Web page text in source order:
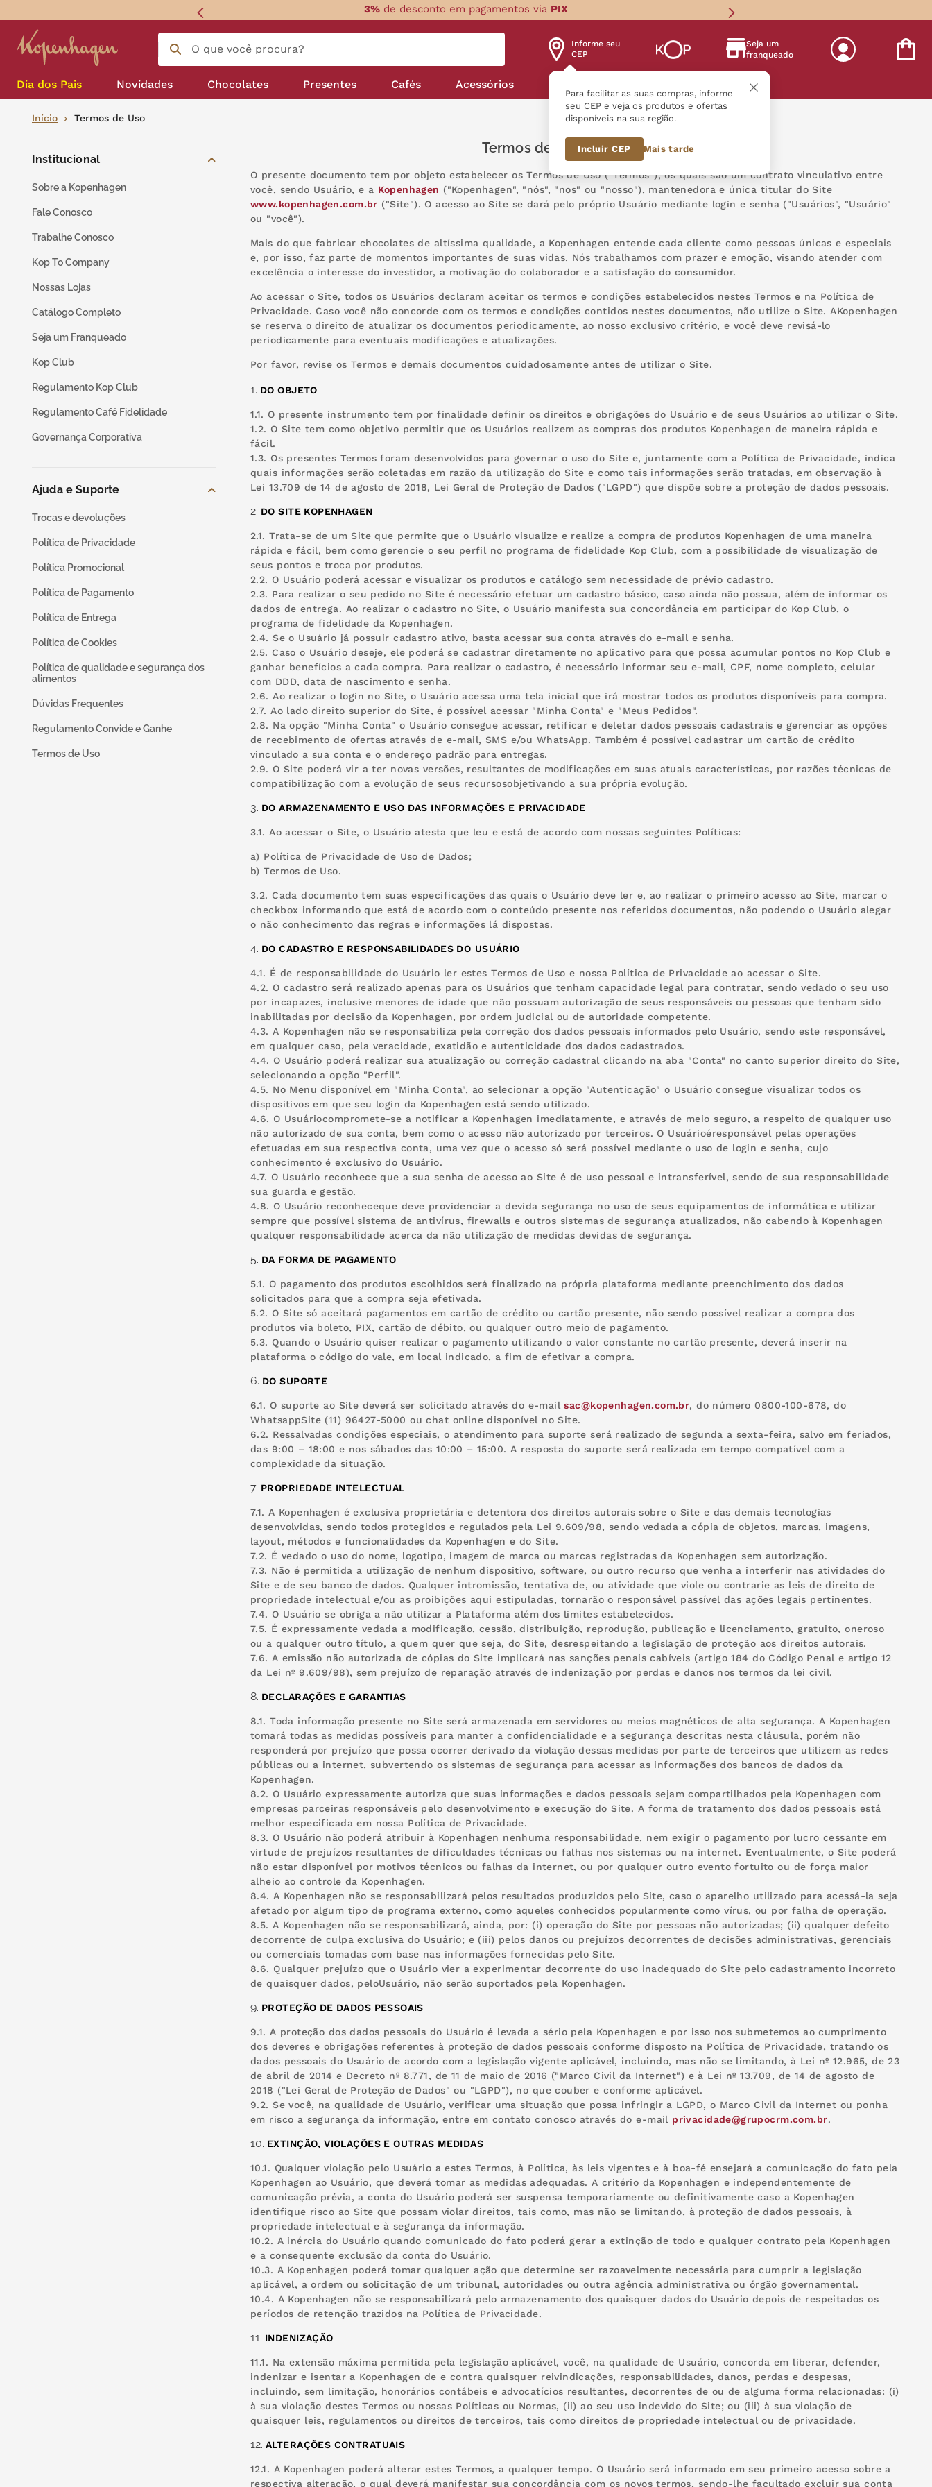
3% de desconto em pagamentos via PIX
O que você procura?
Informe seu
CEP
Para facilitar as suas compras, informe
seu CEP e veja os produtos e ofertas
disponíveis na sua região.
Incluir CEP Mais tarde
Seja um
franqueado
Dia dos Pais Novidades Chocolates Presentes Cafés Acessórios
Início Termos de Uso
Institucional
Sobre a Kopenhagen
Fale Conosco
Trabalhe Conosco
Kop To Company
Nossas Lojas
Catálogo Completo
Seja um Franqueado
Kop Club
Regulamento Kop Club
Regulamento Café Fidelidade
Governança Corporativa
Ajuda e Suporte
Trocas e devoluções
Política de Privacidade
Política Promocional
Política de Pagamento
Política de Entrega
Política de Cookies
Política de qualidade e segurança dos
alimentos
Dúvidas Frequentes
Regulamento Convide e Ganhe
Termos de Uso
Termos de uso Kopenhagen
O presente documento tem por objeto estabelecer os Termos de Uso ("Termos"), os quais são um contrato vinculativo entre
você, sendo Usuário, e a Kopenhagen ("Kopenhagen", "nós", "nos" ou "nosso"), mantenedora e única titular do Site
www.kopenhagen.com.br ("Site"). O acesso ao Site se dará pelo próprio Usuário mediante login e senha ("Usuários", "Usuário"
ou "você").
Mais do que fabricar chocolates de altíssima qualidade, a Kopenhagen entende cada cliente como pessoas únicas e especiais
e, por isso, faz parte de momentos importantes de suas vidas. Nós trabalhamos com prazer e emoção, visando atender com
excelência o interesse do investidor, a motivação do colaborador e a satisfação do consumidor.
Ao acessar o Site, todos os Usuários declaram aceitar os termos e condições estabelecidos nestes Termos e na Política de
Privacidade. Caso você não concorde com os termos e condições contidos nestes documentos, não utilize o Site. AKopenhagen
se reserva o direito de atualizar os documentos periodicamente, ao nosso exclusivo critério, e você deve revisá-lo
periodicamente para eventuais modificações e atualizações.
Por favor, revise os Termos e demais documentos cuidadosamente antes de utilizar o Site.
DO OBJETO
1.1. O presente instrumento tem por finalidade definir os direitos e obrigações do Usuário e de seus Usuários ao utilizar o Site.
1.2. O Site tem como objetivo permitir que os Usuários realizem as compras dos produtos Kopenhagen de maneira rápida e
fácil.
1.3. Os presentes Termos foram desenvolvidos para governar o uso do Site e, juntamente com a Política de Privacidade, indica
quais informações serão coletadas em razão da utilização do Site e como tais informações serão tratadas, em observação à
Lei 13.709 de 14 de agosto de 2018, Lei Geral de Proteção de Dados ("LGPD") que dispõe sobre a proteção de dados pessoais.
DO SITE KOPENHAGEN
2.1. Trata-se de um Site que permite que o Usuário visualize e realize a compra de produtos Kopenhagen de uma maneira
rápida e fácil, bem como gerencie o seu perfil no programa de fidelidade Kop Club, com a possibilidade de visualização de
seus pontos e troca por produtos.
2.2. O Usuário poderá acessar e visualizar os produtos e catálogo sem necessidade de prévio cadastro.
2.3. Para realizar o seu pedido no Site é necessário efetuar um cadastro básico, caso ainda não possua, além de informar os
dados de entrega. Ao realizar o cadastro no Site, o Usuário manifesta sua concordância em participar do Kop Club, o
programa de fidelidade da Kopenhagen.
2.4. Se o Usuário já possuir cadastro ativo, basta acessar sua conta através do e-mail e senha.
2.5. Caso o Usuário deseje, ele poderá se cadastrar diretamente no aplicativo para que possa acumular pontos no Kop Club e
ganhar benefícios a cada compra. Para realizar o cadastro, é necessário informar seu e-mail, CPF, nome completo, celular
com DDD, data de nascimento e senha.
2.6. Ao realizar o login no Site, o Usuário acessa uma tela inicial que irá mostrar todos os produtos disponíveis para compra.
2.7. Ao lado direito superior do Site, é possível acessar "Minha Conta" e "Meus Pedidos".
2.8. Na opção "Minha Conta" o Usuário consegue acessar, retificar e deletar dados pessoais cadastrais e gerenciar as opções
de recebimento de ofertas através de e-mail, SMS e/ou WhatsApp. Também é possível cadastrar um cartão de crédito
vinculado a sua conta e o endereço padrão para entregas.
2.9. O Site poderá vir a ter novas versões, resultantes de modificações em suas atuais características, por razões técnicas de
compatibilização com a evolução de seus recursosobjetivando a sua própria evolução.
DO ARMAZENAMENTO E USO DAS INFORMAÇÕES E PRIVACIDADE
3.1. Ao acessar o Site, o Usuário atesta que leu e está de acordo com nossas seguintes Políticas:
a) Política de Privacidade de Uso de Dados;
b) Termos de Uso.
3.2. Cada documento tem suas especificações das quais o Usuário deve ler e, ao realizar o primeiro acesso ao Site, marcar o
checkbox informando que está de acordo com o conteúdo presente nos referidos documentos, não podendo o Usuário alegar
o não conhecimento das regras e informações lá dispostas.
DO CADASTRO E RESPONSABILIDADES DO USUÁRIO
4.1. É de responsabilidade do Usuário ler estes Termos de Uso e nossa Política de Privacidade ao acessar o Site.
4.2. O cadastro será realizado apenas para os Usuários que tenham capacidade legal para contratar, sendo vedado o seu uso
por incapazes, inclusive menores de idade que não possuam autorização de seus responsáveis ou pessoas que tenham sido
inabilitadas por decisão da Kopenhagen, por ordem judicial ou de autoridade competente.
4.3. A Kopenhagen não se responsabiliza pela correção dos dados pessoais informados pelo Usuário, sendo este responsável,
em qualquer caso, pela veracidade, exatidão e autenticidade dos dados cadastrados.
4.4. O Usuário poderá realizar sua atualização ou correção cadastral clicando na aba "Conta" no canto superior direito do Site,
selecionando a opção "Perfil".
4.5. No Menu disponível em "Minha Conta", ao selecionar a opção "Autenticação" o Usuário consegue visualizar todos os
dispositivos em que seu login da Kopenhagen está sendo utilizado.
4.6. O Usuáriocompromete-se a notificar a Kopenhagen imediatamente, e através de meio seguro, a respeito de qualquer uso
não autorizado de sua conta, bem como o acesso não autorizado por terceiros. O Usuárioéresponsável pelas operações
efetuadas em sua respectiva conta, uma vez que o acesso só será possível mediante o uso de login e senha, cujo
conhecimento é exclusivo do Usuário.
4.7. O Usuário reconhece que a sua senha de acesso ao Site é de uso pessoal e intransferível, sendo de sua responsabilidade
sua guarda e gestão.
4.8. O Usuário reconheceque deve providenciar a devida segurança no uso de seus equipamentos de informática e utilizar
sempre que possível sistema de antivírus, firewalls e outros sistemas de segurança atualizados, não cabendo à Kopenhagen
qualquer responsabilidade acerca da não utilização de medidas devidas de segurança.
DA FORMA DE PAGAMENTO
5.1. O pagamento dos produtos escolhidos será finalizado na própria plataforma mediante preenchimento dos dados
solicitados para que a compra seja efetivada.
5.2. O Site só aceitará pagamentos em cartão de crédito ou cartão presente, não sendo possível realizar a compra dos
produtos via boleto, PIX, cartão de débito, ou qualquer outro meio de pagamento.
5.3. Quando o Usuário quiser realizar o pagamento utilizando o valor constante no cartão presente, deverá inserir na
plataforma o código do vale, em local indicado, a fim de efetivar a compra.
DO SUPORTE
6.1. O suporte ao Site deverá ser solicitado através do e-mailsac@kopenhagen.com.br, do número 0800-100-678, do
WhatsappSite (11) 96427-5000 ou chat online disponível no Site.
6.2. Ressalvadas condições especiais, o atendimento para suporte será realizado de segunda a sexta-feira, salvo em feriados,
das 9:00 – 18:00 e nos sábados das 10:00 – 15:00. A resposta do suporte será realizada em tempo compatível com a
complexidade da situação.
PROPRIEDADE INTELECTUAL
7.1. A Kopenhagen é exclusiva proprietária e detentora dos direitos autorais sobre o Site e das demais tecnologias
desenvolvidas, sendo todos protegidos e regulados pela Lei 9.609/98, sendo vedada a cópia de objetos, marcas, imagens,
layout, métodos e funcionalidades da Kopenhagen e do Site.
7.2. É vedado o uso do nome, logotipo, imagem de marca ou marcas registradas da Kopenhagen sem autorização.
7.3. Não é permitida a utilização de nenhum dispositivo, software, ou outro recurso que venha a interferir nas atividades do
Site e de seu banco de dados. Qualquer intromissão, tentativa de, ou atividade que viole ou contrarie as leis de direito de
propriedade intelectual e/ou as proibições aqui estipuladas, tornarão o responsável passível das ações legais pertinentes.
7.4. O Usuário se obriga a não utilizar a Plataforma além dos limites estabelecidos.
7.5. É expressamente vedada a modificação, cessão, distribuição, reprodução, publicação e licenciamento, gratuito, oneroso
ou a qualquer outro título, a quem quer que seja, do Site, desrespeitando a legislação de proteção aos direitos autorais.
7.6. A emissão não autorizada de cópias do Site implicará nas sanções penais cabíveis (artigo 184 do Código Penal e artigo 12
da Lei nº 9.609/98), sem prejuízo de reparação através de indenização por perdas e danos nos termos da lei civil.
DECLARAÇÕES E GARANTIAS
8.1. Toda informação presente no Site será armazenada em servidores ou meios magnéticos de alta segurança. A Kopenhagen
tomará todas as medidas possíveis para manter a confidencialidade e a segurança descritas nesta cláusula, porém não
responderá por prejuízo que possa ocorrer derivado da violação dessas medidas por parte de terceiros que utilizem as redes
públicas ou a internet, subvertendo os sistemas de segurança para acessar as informações dos bancos de dados da
Kopenhagen.
8.2. O Usuário expressamente autoriza que suas informações e dados pessoais sejam compartilhados pela Kopenhagen com
empresas parceiras responsáveis pelo desenvolvimento e execução do Site. A forma de tratamento dos dados pessoais está
melhor especificada em nossa Política de Privacidade.
8.3. O Usuário não poderá atribuir à Kopenhagen nenhuma responsabilidade, nem exigir o pagamento por lucro cessante em
virtude de prejuízos resultantes de dificuldades técnicas ou falhas nos sistemas ou na internet. Eventualmente, o Site poderá
não estar disponível por motivos técnicos ou falhas da internet, ou por qualquer outro evento fortuito ou de força maior
alheio ao controle da Kopenhagen.
8.4. A Kopenhagen não se responsabilizará pelos resultados produzidos pelo Site, caso o aparelho utilizado para acessá-la seja
afetado por algum tipo de programa externo, como aqueles conhecidos popularmente como vírus, ou por falha de operação.
8.5. A Kopenhagen não se responsabilizará, ainda, por: (i) operação do Site por pessoas não autorizadas; (ii) qualquer defeito
decorrente de culpa exclusiva do Usuário; e (iii) pelos danos ou prejuízos decorrentes de decisões administrativas, gerenciais
ou comerciais tomadas com base nas informações fornecidas pelo Site.
8.6. Qualquer prejuízo que o Usuário vier a experimentar decorrente do uso inadequado do Site pelo cadastramento incorreto
de quaisquer dados, peloUsuário, não serão suportados pela Kopenhagen.
PROTEÇÃO DE DADOS PESSOAIS
9.1. A proteção dos dados pessoais do Usuário é levada a sério pela Kopenhagen e por isso nos submetemos ao cumprimento
dos deveres e obrigações referentes à proteção de dados pessoais conforme disposto na Política de Privacidade, tratando os
dados pessoais do Usuário de acordo com a legislação vigente aplicável, incluindo, mas não se limitando, à Lei nº 12.965, de 23
de abril de 2014 e Decreto nº 8.771, de 11 de maio de 2016 ("Marco Civil da Internet") e à Lei nº 13.709, de 14 de agosto de
2018 ("Lei Geral de Proteção de Dados" ou "LGPD"), no que couber e conforme aplicável.
9.2. Se você, na qualidade de Usuário, verificar uma situação que possa infringir a LGPD, o Marco Civil da Internet ou ponha
em risco a segurança da informação, entre em contato conosco através do e-mail privacidade@grupocrm.com.br.
EXTINÇÃO, VIOLAÇÕES E OUTRAS MEDIDAS
10.1. Qualquer violação pelo Usuário a estes Termos, à Política, às leis vigentes e à boa-fé ensejará a comunicação do fato pela
Kopenhagen ao Usuário, que deverá tomar as medidas adequadas. A critério da Kopenhagen e independentemente de
comunicação prévia, a conta do Usuário poderá ser suspensa temporariamente ou definitivamente caso a Kopenhagen
identifique risco ao Site que possam violar direitos, tais como, mas não se limitando, à proteção de dados pessoais, à
propriedade intelectual e à segurança da informação.
10.2. A inércia do Usuário quando comunicado do fato poderá gerar a extinção de todo e qualquer contrato pela Kopenhagen
e a consequente exclusão da conta do Usuário.
10.3. A Kopenhagen poderá tomar qualquer ação que determine ser razoavelmente necessária para cumprir a legislação
aplicável, a ordem ou solicitação de um tribunal, autoridades ou outra agência administrativa ou órgão governamental.
10.4. A Kopenhagen não se responsabilizará pelo armazenamento dos quaisquer dados do Usuário depois de respeitados os
períodos de retenção trazidos na Política de Privacidade.
INDENIZAÇÃO
11.1. Na extensão máxima permitida pela legislação aplicável, você, na qualidade de Usuário, concorda em liberar, defender,
indenizar e isentar a Kopenhagen de e contra quaisquer reivindicações, responsabilidades, danos, perdas e despesas,
incluindo, sem limitação, honorários contábeis e advocatícios resultantes, decorrentes de ou de alguma forma relacionadas: (i)
à sua violação destes Termos ou nossas Políticas ou Normas, (ii) ao seu uso indevido do Site; ou (iii) à sua violação de
quaisquer leis, regulamentos ou direitos de terceiros, tais como direitos de propriedade intelectual ou de privacidade.
ALTERAÇÕES CONTRATUAIS
12.1. A Kopenhagen poderá alterar estes Termos, a qualquer tempo. O Usuário será informado em seu primeiro acesso sobre a
respectiva alteração, o qual deverá manifestar sua concordância com os novos termos, sendo-lhe facultado excluir sua conta
Termos mais buscados
zero açucar
trufa
nhá benta kopenhagen
café
mil delícia
trufas